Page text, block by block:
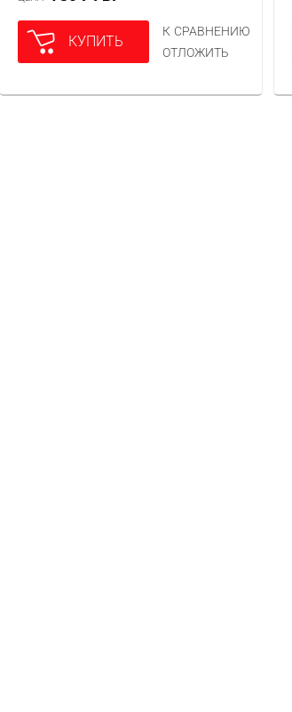
КУПИТЬ
К СРАВНЕНИЮ
ОТЛОЖИТЬ